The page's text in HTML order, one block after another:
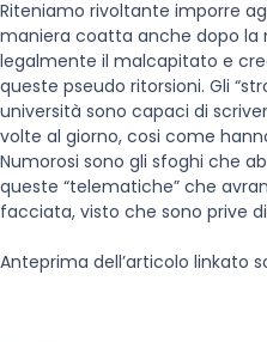
Riteniamo rivoltante imporre
maniera coatta anche dopo la
legalmente il malcapitato e
queste pseudo ritorsioni. Gli
università sono capaci di
volte al giorno, cosi come
Numorosi sono gli sfoghi che
queste “telematiche” che
facciata, visto che sono prive
Anteprima dell’articolo linkato